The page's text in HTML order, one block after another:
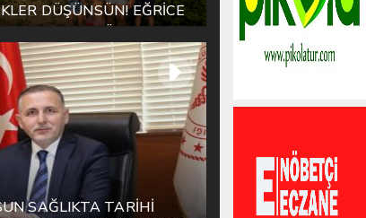
DÜŞÜNSÜN! EĞRİCE
TÜM
ÖRNEK MESAJ
SAĞLIKTA TARİHİ